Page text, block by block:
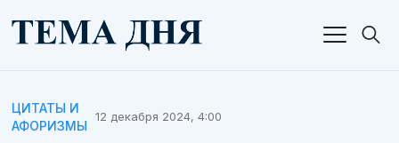
ЦИТАТЫ И
АФОРИЗМЫ
12 декабря 2024, 4:00